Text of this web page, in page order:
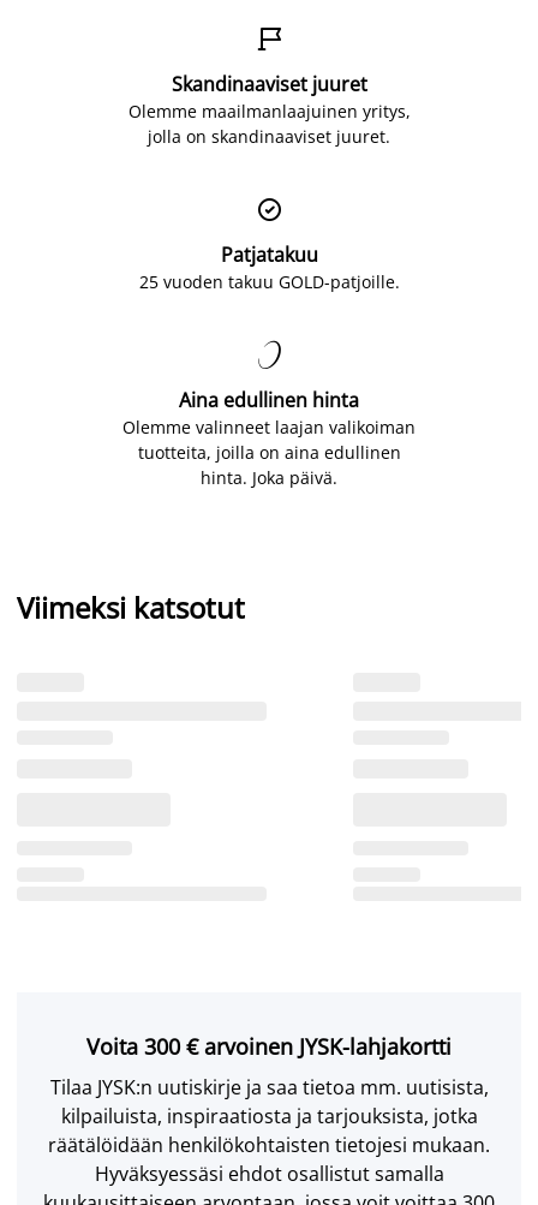

Skandinaaviset juuret
Olemme maailmanlaajuinen yritys,
jolla on skandinaaviset juuret.

Patjatakuu
25 vuoden takuu GOLD-patjoille.

Aina edullinen hinta
Olemme valinneet laajan valikoiman
tuotteita, joilla on aina edullinen
hinta. Joka päivä.
Viimeksi katsotut
Voita 300 € arvoinen JYSK-lahjakortti
Tilaa JYSK:n uutiskirje ja saa tietoa mm. uutisista,
kilpailuista, inspiraatiosta ja tarjouksista, jotka
räätälöidään henkilökohtaisten tietojesi mukaan.
Hyväksyessäsi ehdot osallistut samalla